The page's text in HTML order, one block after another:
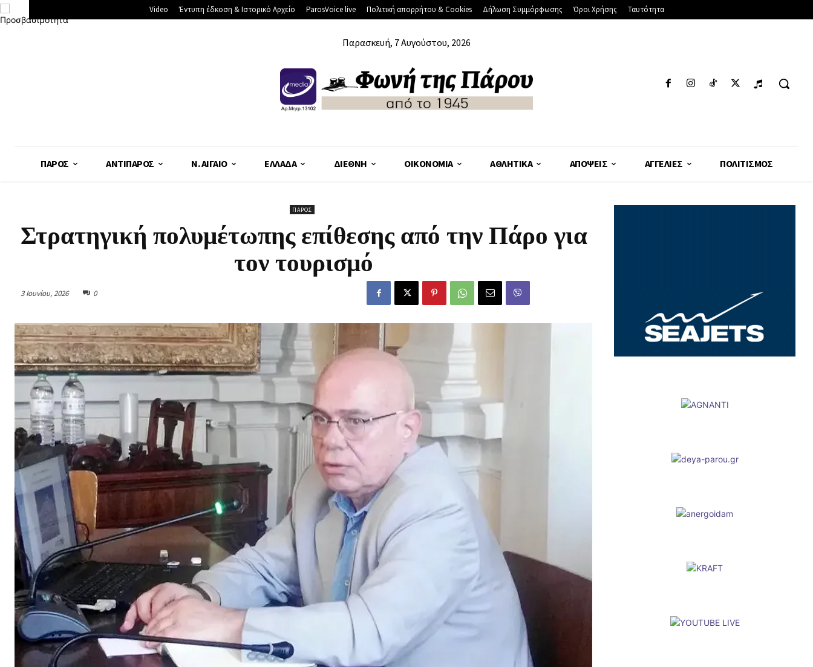
Video Έντυπη έδκοση & Ιστορικό Αρχείο ParosVoice live Πολιτική απορρήτου & Cookies Δήλωση Συμμόρφωσης Όροι Χρήσης Ταυτότητα
Παρασκευή, 7 Αυγούστου, 2026
ΠΆΡΟΣ ΑΝΤΊΠΑΡΟΣ Ν. ΑΙΓΑΊΟ ΕΛΛΆΔΑ ΔΙΕΘΝΉ ΟΙΚΟΝΟΜΊΑ ΑΘΛΗΤΙΚΆ ΑΠΌΨΕΙΣ ΑΓΓΕΛΊΕΣ ΠΟΛΙΤΙΣΜΌΣ
ΠΆΡΟΣ
Στρατηγική πολυμέτωπης επίθεσης από την Πάρο για
τον τουρισμό
3 Ιουνίου, 2026 0